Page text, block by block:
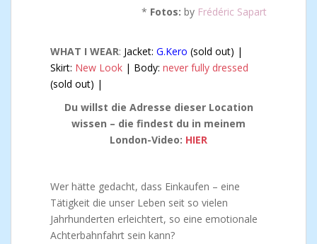
* Fotos: by Frédéric Sapart
WHAT I WEAR: Jacket: G.Kero (sold out) |
Skirt: New Look | Body: never fully dressed
(sold out) |
Du willst die Adresse dieser Location
wissen – die findest du in meinem
London-Video: HIER
Wer hätte gedacht, dass Einkaufen – eine
Tätigkeit die unser Leben seit so vielen
Jahrhunderten erleichtert, so eine emotionale
Achterbahnfahrt sein kann?